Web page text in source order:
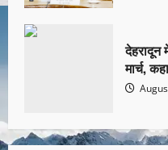
देहरादून
मार्च,